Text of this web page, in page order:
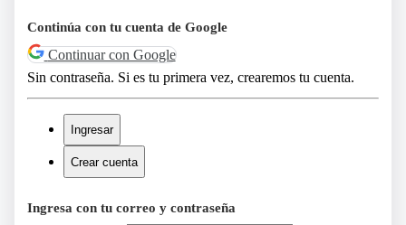
Continúa con tu cuenta de Google
Continuar con Google
Sin contraseña. Si es tu primera vez, crearemos tu cuenta.
Ingresar
Crear cuenta
Ingresa con tu correo y contraseña